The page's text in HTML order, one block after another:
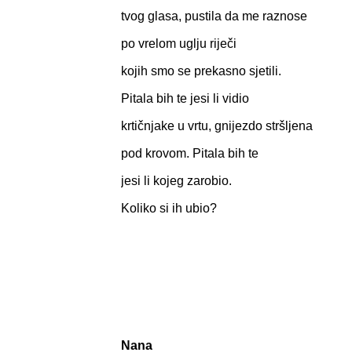
tvog glasa, pustila da me raznose
po vrelom uglju riječi
kojih smo se prekasno sjetili.
Pitala bih te jesi li vidio
krtičnjake u vrtu, gnijezdo stršljena
pod krovom. Pitala bih te
jesi li kojeg zarobio.
Koliko si ih ubio?
Nana